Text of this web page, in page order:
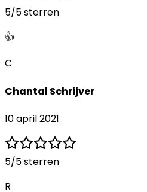
5/5 sterren
👍
C
Chantal Schrijver
10 april 2021
5/5 sterren
R